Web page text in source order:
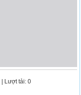
| Lượt tải: 0